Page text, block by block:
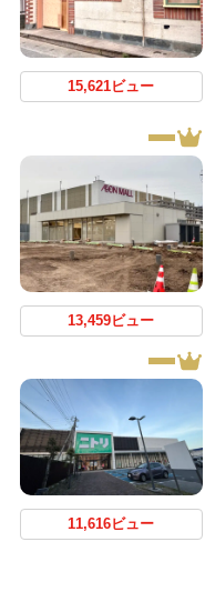
15,621ビュー
13,459ビュー
11,616ビュー